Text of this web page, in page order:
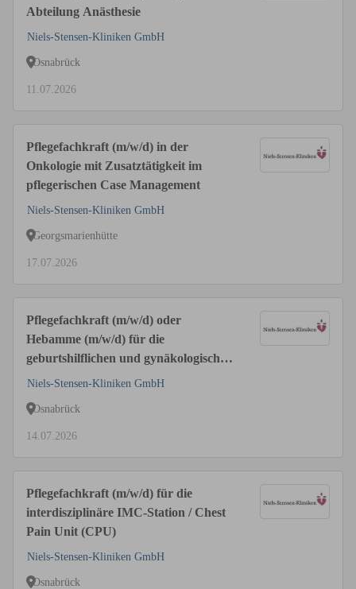
Abteilung Anästhesie
Niels-Stensen-Kliniken GmbH
Osnabrück
11.07.2026
Pflegefachkraft (m/w/d) in der
Onkologie mit Zusatztätigkeit im
pflegerischen Case Management
Niels-Stensen-Kliniken GmbH
Georgsmarienhütte
17.07.2026
Pflegefachkraft (m/w/d) oder
Hebamme (m/w/d) für die
geburtshilflichen und gynäkologischen
Stationen
Niels-Stensen-Kliniken GmbH
Osnabrück
14.07.2026
Pflegefachkraft (m/w/d) für die
interdisziplinäre IMC-Station / Chest
Pain Unit (CPU)
Niels-Stensen-Kliniken GmbH
Osnabrück